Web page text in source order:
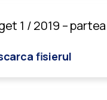
1 / 2019 –
fisierul